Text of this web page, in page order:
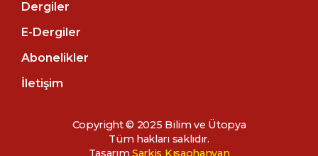
SONRAKI YAZI
Paylaş:
Dergiler
E-Dergiler
Abonelikler
İletişim
Copyright © 2025 Bilim ve Ütopya
Tüm hakları saklıdır.
TasarımSarkis Kısaohanyan